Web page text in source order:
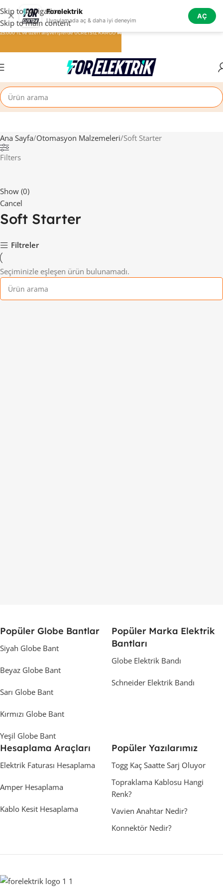
✕ Forelektrik
Uygulamada aç & daha iyi deneyim
AÇ
Skip to navigation
Skip to main content
Ana Sayfa Otomasyon Malzemeleri Soft Starter
Filters
Show (0)
Cancel
Soft Starter
Filtreler
Seçiminizle eşleşen ürün bulunamadı.
Popüler Globe Bantlar
Siyah Globe Bant
Beyaz Globe Bant
Sarı Globe Bant
Kırmızı Globe Bant
Yeşil Globe Bant
Popüler Marka Elektrik
Bantları
Globe Elektrik Bandı
Schneider Elektrik Bandı
Hesaplama Araçları
Elektrik Faturası Hesaplama
Amper Hesaplama
Kablo Kesit Hesaplama
Popüler Yazılarımız
Togg Kaç Saatte Sarj Oluyor
Topraklama Kablosu Hangi
Renk?
Vavien Anahtar Nedir?
Konnektör Nedir?
25.000 TL ve üzeri alışverişlerde ÜCRETSİZ KARGO 🚚